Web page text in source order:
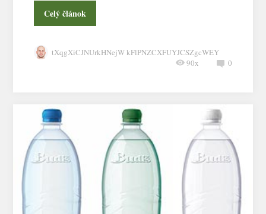
Celý článok
tXqgXiCJNUrkHNejW kFlPNZCXFUYJCSZgcWEY
0
90x